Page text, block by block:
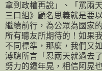
拿到政權再說」、「罵兩
三口組》顧名思義就是要
繼續前行，為公眾為國家
所有聽友所期待的！如果
不同標準，那麼，我們又
溥聰所言「忍兩天就過去
努力的鍾年晃，相信阿晃